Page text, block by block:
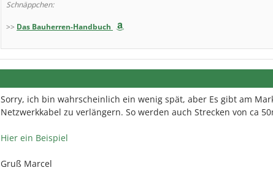
Schnäppchen:
>> Das Bauherren-Handbuch
Sorry, ich bin wahrscheinlich ein wenig spät, aber Es gibt am
Netzwerkkabel zu verlängern. So werden auch Strecken von ca
Hier ein Beispiel
Gruß Marcel